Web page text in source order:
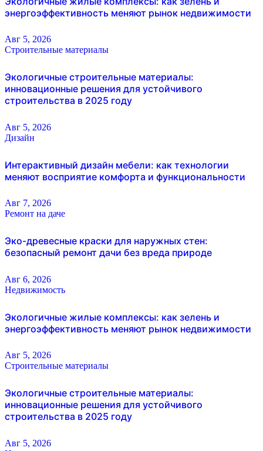
энергоэффективность меняют рынок недвижимости
Авг 5, 2026
Строительные материалы
Экологичные строительные материалы:
инновационные решения для устойчивого
строительства в 2025 году
Авг 5, 2026
Дизайн
Интерактивный дизайн мебели: как технологии
меняют восприятие комфорта и функциональности
Авг 7, 2026
Ремонт на даче
Эко-древесные краски для наружных стен:
безопасный ремонт дачи без вреда природе
Авг 6, 2026
Недвижимость
Экологичные жилые комплексы: как зелень и
энергоэффективность меняют рынок недвижимости
Авг 5, 2026
Строительные материалы
Экологичные строительные материалы:
инновационные решения для устойчивого
строительства в 2025 году
Авг 5, 2026